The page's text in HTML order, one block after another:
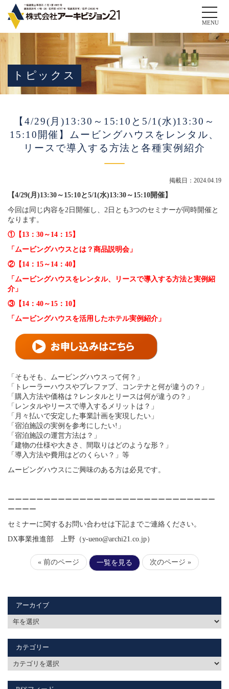
Toggle
MENU
トピックス
【4/29(月)13:30～15:10と5/1(水)13:30～
15:10開催​​​】ムービングハウスをレンタル、
リースで導入する方法と各種実例紹介
掲載日：2024.04.19
【​​​​4/29(月)13:30～15:10と5/1(水)13:30～15:10開催​​​】
今回は同じ内容を2日開催し、2日とも3つのセミナーが同時開催と
なります。
①【13：30～14：15】
「ムービングハウスとは？商品説明会」
②【14：15～14：40】
「ムービングハウスをレンタル、リースで導入する方法と実例紹
介」
③【14：40～15：10】
「ムービングハウスを活用したホテル実例紹介」
「そもそも、ムービングハウスって何？」
「トレーラーハウスやプレファブ、コンテナと何が違うの？」
「購入方法や価格は？レンタルとリースは何が違うの？」
「レンタルやリースで導入するメリットは？」
「月々払いで安定した事業計画を実現したい」
「宿泊施設の実例を参考にしたい!」
「宿泊施設の運営方法は？」
「建物の仕様や大きさ、間取りはどのような形？」
「導入方法や費用はどのくらい？」等
ムービングハウスにご興味のある方は必見です。
ーーーーーーーーーーーーーーーーーーーーーーーーーーーーー
ーーーー
セミナーに関するお問い合わせは下記までご連絡ください。
DX事業推進部 上野（y-ueno@archi21.co.jp）
« 前のページ 一覧を見る 次のページ »
アーカイブ
カテゴリー